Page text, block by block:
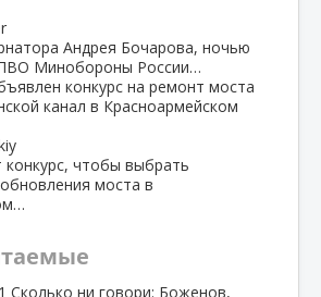
Андрея Бочарова, ночью
Минобороны России…
конкурс на ремонт моста
канал в Красноармейском
конкурс, чтобы выбрать
моста в
Сколько ни говори: Боженов,